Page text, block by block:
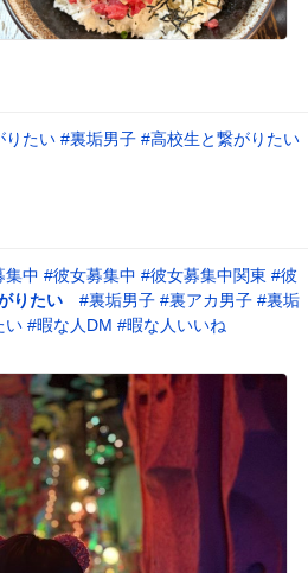
りたい #裏垢男子 #高校生と繋がりたい
集中 #彼女募集中 #彼女募集中関東 #彼
りたい #裏垢男子 #裏アカ男子 #裏垢
い #暇な人DM #暇な人いいね